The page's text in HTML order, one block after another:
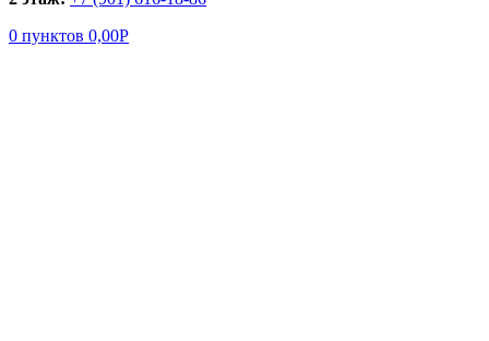
0 пунктов 0,00Р